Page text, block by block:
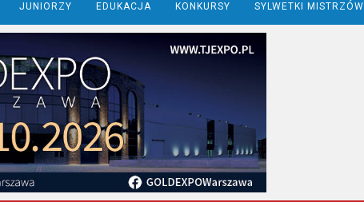
JUNIORZY EDUKACJA KONKURSY SYLWETKI MISTRZÓW